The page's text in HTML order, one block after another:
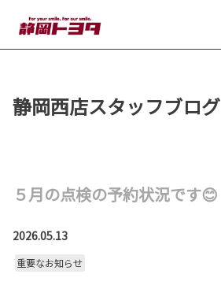
静岡西店スタッフブログ
５月の点検の予約状況です😊
2026.05.13
重要なお知らせ